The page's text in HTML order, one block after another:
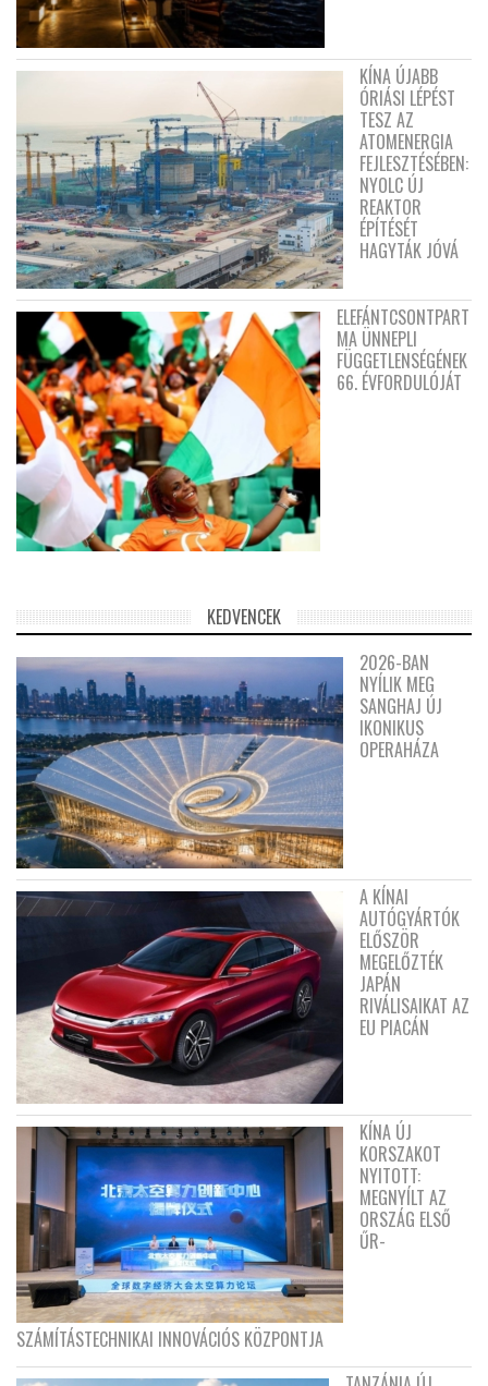
KÍNA ÚJABB
ÓRIÁSI LÉPÉST
TESZ AZ
ATOMENERGIA
FEJLESZTÉSÉBEN:
NYOLC ÚJ
REAKTOR
ÉPÍTÉSÉT
HAGYTÁK JÓVÁ
ELEFÁNTCSONTPART
MA ÜNNEPLI
FÜGGETLENSÉGÉNEK
66. ÉVFORDULÓJÁT
KEDVENCEK
2026-BAN
NYÍLIK MEG
SANGHAJ ÚJ
IKONIKUS
OPERAHÁZA
A KÍNAI
AUTÓGYÁRTÓK
ELŐSZÖR
MEGELŐZTÉK
JAPÁN
RIVÁLISAIKAT AZ
EU PIACÁN
KÍNA ÚJ
KORSZAKOT
NYITOTT:
MEGNYÍLT AZ
ORSZÁG ELSŐ
ŰR-
SZÁMÍTÁSTECHNIKAI INNOVÁCIÓS KÖZPONTJA